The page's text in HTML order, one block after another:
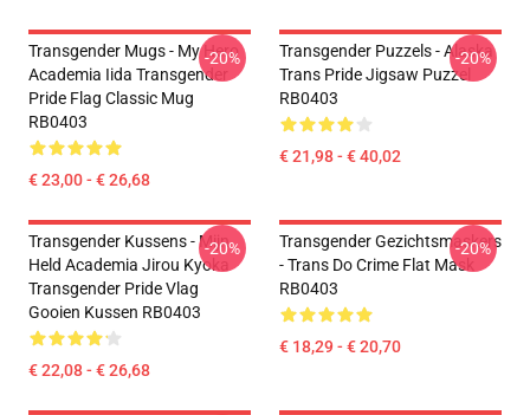
Transgender Mugs - My Hero
Academia Iida Transgender
Pride Flag Classic Mug
RB0403
€ 23,00 - € 26,68
-20%
Transgender Puzzels - Alaska
Trans Pride Jigsaw Puzzel
RB0403
€ 21,98 - € 40,02
-20%
Transgender Kussens - Mijn
Held Academia Jirou Kyoka
Transgender Pride Vlag
Gooien Kussen RB0403
€ 22,08 - € 26,68
-20%
Transgender Gezichtsmaskers
- Trans Do Crime Flat Mask
RB0403
€ 18,29 - € 20,70
-20%